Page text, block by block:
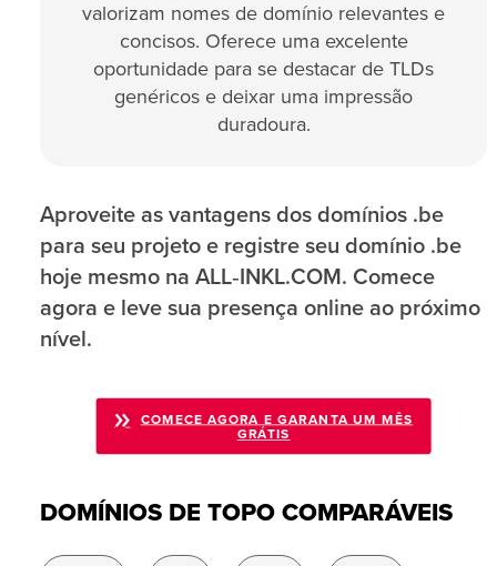
valorizam nomes de domínio relevantes e
concisos. Oferece uma excelente
oportunidade para se destacar de TLDs
genéricos e deixar uma impressão
duradoura.
Aproveite as vantagens dos domínios .be
para seu projeto e registre seu domínio .be
hoje mesmo na ALL‑INKL.COM. Comece
agora e leve sua presença online ao próximo
nível.
COMECE AGORA E GARANTA UM MÊS
GRÁTIS
DOMÍNIOS DE TOPO COMPARÁVEIS